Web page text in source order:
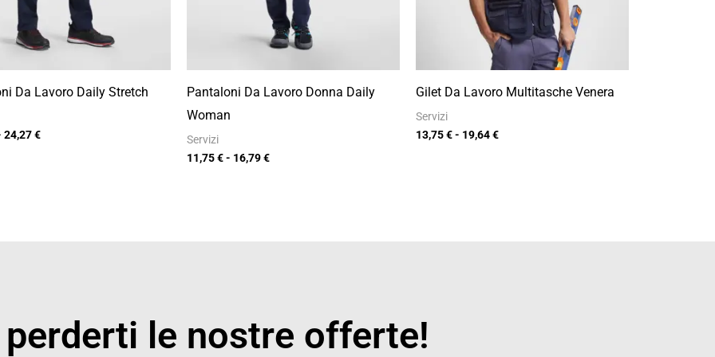
Da Lavoro Daily Stretch
24,27€
Pantaloni Da Lavoro Donna Daily
Woman
Servizi
11,75€- 16,79€
Gilet Da Lavoro Multitasche Venera
Servizi
13,75€- 19,64€
perderti le nostre offerte!